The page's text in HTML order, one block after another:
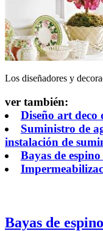
Los diseñadores y
ver también:
Diseño art deco
Suministro de
instalación de
Bayas de
Bayas de